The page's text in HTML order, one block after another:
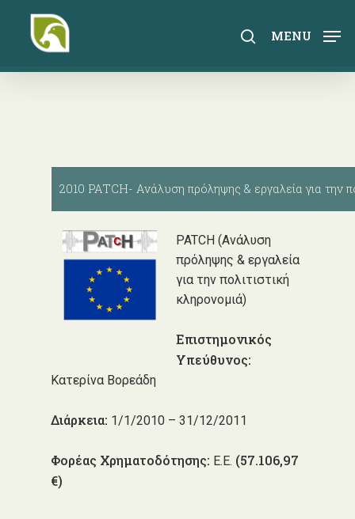
content
search
MENU
2010 PATCH- Ανάλυση πρόληψης & εργαλεία για την
PATCH (Ανάλυση
πρόληψης & εργαλεία
για την πολιτιστική
κληρονομιά)
Επιστημονικός
Υπεύθυνος:
Κατερίνα Βορεάδη
Διάρκεια: 1/1/2010 – 31/12/2011
Φορέας Χρηματοδότησης: E.Ε. (57.106,97
€)